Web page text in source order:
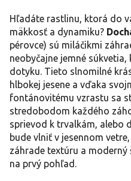
Hľadáte rastlinu, ktorá do
mäkkosť a dynamiku?
pérovce) sú miláčikmi
neobyčajne jemné
dotyku. Tieto slnomilné
hlbokej jesene a vďaka
fontánovitému vzrastu sa
stredobodom každého
sprievod k trvalkám, alebo
bude vlniť v jesennom
záhrade textúru a
na prvý pohľad.